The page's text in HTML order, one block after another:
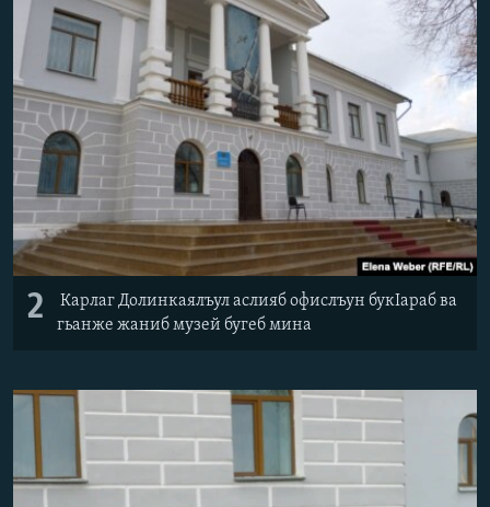
2
Карлаг Долинкаялъул аслияб офислъун букIараб ва
гьанже жаниб музей бугеб мина